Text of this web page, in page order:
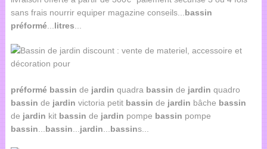
sans frais nourrir equiper magazine conseils... bassin
préformé... litres
préformé bassin de jardin quadra bassin de jardin quadro
bassin de jardin victoria petit bassin de jardin bâche bassin
de jardin kit bassin de jardin pompe bassin pompe
bassin
bassin jardin bassins...